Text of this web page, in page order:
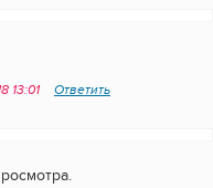
13:01 Ответить